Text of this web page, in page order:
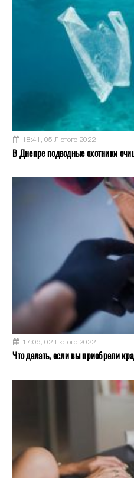
18:41, 05 Лютого 2022
В Днепре подводные охотники
17:06, 02 Лютого 2022
Что делать, если вы приобрели